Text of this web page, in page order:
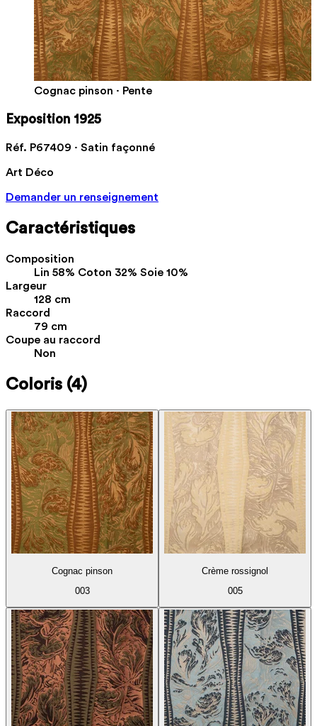
Cognac pinson · Pente
Exposition 1925
Réf. P67409 · Satin façonné
Art Déco
Demander un renseignement
Caractéristiques
Composition
Lin 58% Coton 32% Soie 10%
Largeur
128 cm
Raccord
79 cm
Coupe au raccord
Non
Coloris (4)
Cognac pinson
003
Crème rossignol
005